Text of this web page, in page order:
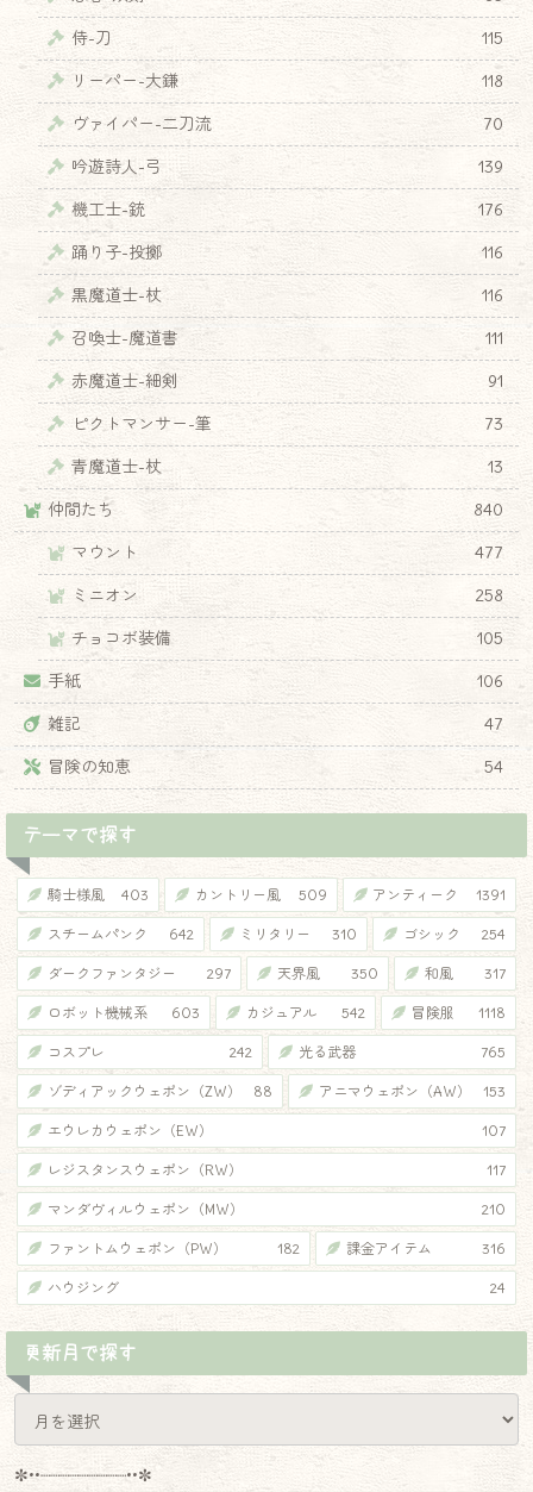
侍-刀
115
リーパー-大鎌
118
ヴァイパー-二刀流
70
吟遊詩人-弓
139
機工士-銃
176
踊り子-投擲
116
黒魔道士-杖
116
召喚士-魔道書
111
赤魔道士-細剣
91
ピクトマンサー-筆
73
青魔道士-杖
13
仲間たち
840
マウント
477
ミニオン
258
チョコボ装備
105
手紙
106
雑記
47
冒険の知恵
54
テーマで探す
騎士様風 403 カントリー風 509 アンティーク 1391
スチームパンク 642 ミリタリー 310 ゴシック 254
ダークファンタジー 297 天界風 350 和風 317
ロボット機械系 603 カジュアル 542 冒険服 1118
コスプレ 242 光る武器 765
ゾディアックウェポン（ZW） 88 アニマウェポン（AW） 153
エウレカウェポン（EW） 107
レジスタンスウェポン（RW） 117
マンダヴィルウェポン（MW） 210
ファントムウェポン（PW） 182 課金アイテム 316
ハウジング 24
更新月で探す
✼••┈┈┈┈┈┈┈┈┈••✼